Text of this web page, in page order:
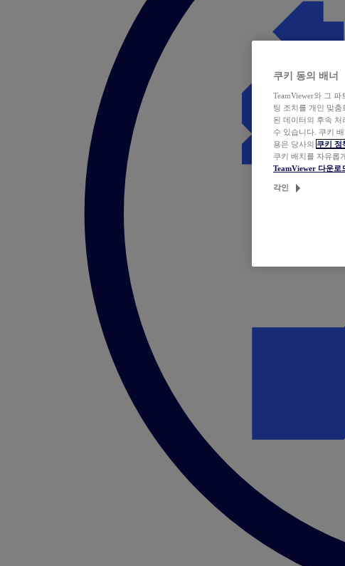
쿠키 동의 배너
TeamViewer와 그
팅 조치를 개인 맞춤
된 데이터의 후속
수 있습니다. 쿠키
용은 당사의 쿠키 정
쿠키 배치를 자유롭
TeamViewer 다운로
각인